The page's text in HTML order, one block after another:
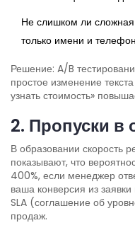
Не слишком ли
только имени и
Решение: A/B
простое изменение
узнать стоимость»
2. Пропуски в
В образовании скорость
показывают, что
400%, если менеджер
ваша конверсия из
SLA (соглашение об
продаж.